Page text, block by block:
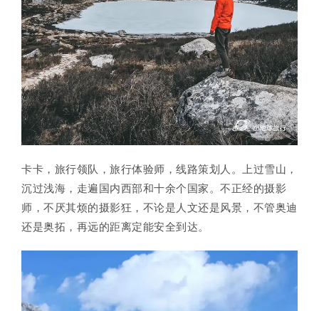
卡卡，旅行领队， 旅行体验师，线路策划人。 上过雪山，
沉过浅海，走遍国内西部和十余个国家。 不正经的摄影
师，不厌其烦的摄影狂，不论是人文还是风景， 不管奥迪
还是奥拓，再远的距离定能安全到达。